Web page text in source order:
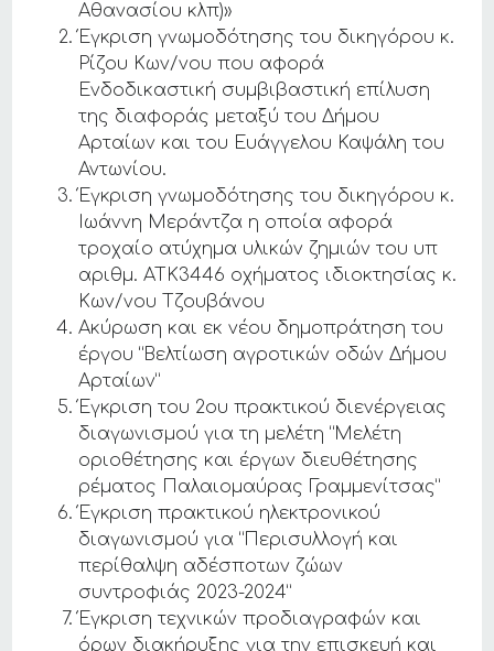
Αθανασίου κλπ)»
Έγκριση γνωμοδότησης του δικηγόρου κ.
Ρίζου Κων/νου που αφορά
Ενδοδικαστική συμβιβαστική επίλυση
της διαφοράς μεταξύ του Δήμου
Αρταίων και του Ευάγγελου Καψάλη του
Αντωνίου.
Έγκριση γνωμοδότησης του δικηγόρου κ.
Ιωάννη Μεράντζα η οποία αφορά
τροχαίο ατύχημα υλικών ζημιών του υπ
αριθμ. ΑΤΚ3446 οχήματος ιδιοκτησίας κ.
Κων/νου Τζουβάνου
Ακύρωση και εκ νέου δημοπράτηση του
έργου “Βελτίωση αγροτικών οδών Δήμου
Αρταίων”
Έγκριση του 2ου πρακτικού διενέργειας
διαγωνισμού για τη μελέτη “Μελέτη
οριοθέτησης και έργων διευθέτησης
ρέματος Παλαιομαύρας Γραμμενίτσας”
Έγκριση πρακτικού ηλεκτρονικού
διαγωνισμού για “Περισυλλογή και
περίθαλψη αδέσποτων ζώων
συντροφιάς 2023-2024”
Έγκριση τεχνικών προδιαγραφών και
όρων διακήρυξης για την επισκευή και